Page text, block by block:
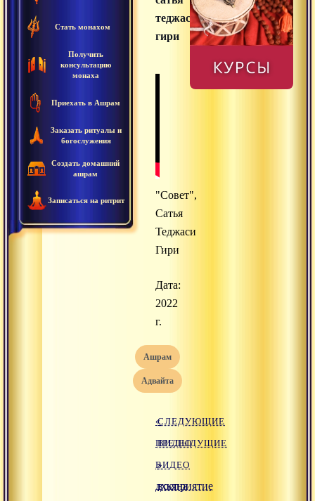
Стать монахом
Получить
консультацию
монаха
Приехать в Ашрам
Заказать ритуалы и
богослужения
Создать домашний
ашрам
Записаться на ритрит
теджаси
гири
"Совет",
Сатья
Теджаси
Гири
Дата:
2022
г.
ашрам
адвайта
«
ПРЕДЫДУЩИЕ
ВИДЕО
дхьяна
СЛЕДУЮЩИЕ
ВИДЕО
»
восприятие